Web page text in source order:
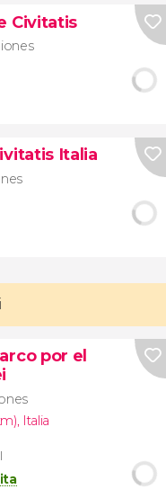
Civitatis
Italia
por el
Italia